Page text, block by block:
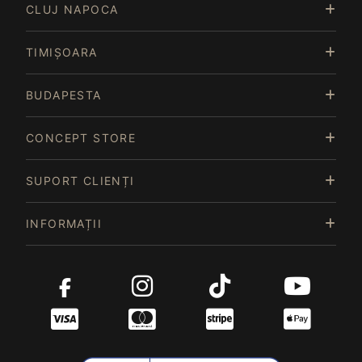
CLUJ NAPOCA
TIMIȘOARA
BUDAPESTA
CONCEPT STORE
SUPORT CLIENȚI
INFORMAȚII